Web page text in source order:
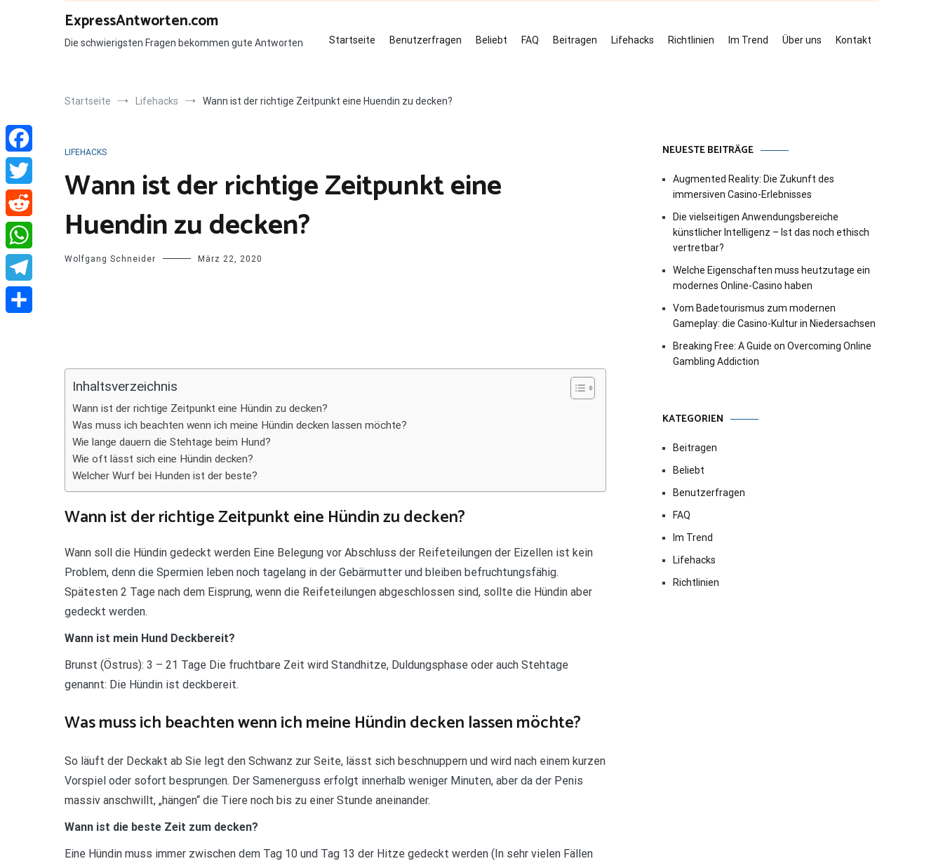
ExpressAntworten.com
Die schwierigsten Fragen bekommen gute Antworten Startseite Benutzerfragen Beliebt FAQ Beitragen Lifehacks Richtlinien Im Trend Über uns Kontakt
Startseite Lifehacks Wann ist der richtige Zeitpunkt eine Huendin zu decken?
LIFEHACKS
Wann ist der richtige Zeitpunkt eine
Huendin zu decken?
Wolfgang Schneider März 22, 2020
Inhaltsverzeichnis
Wann ist der richtige Zeitpunkt eine Hündin zu decken?
Was muss ich beachten wenn ich meine Hündin decken lassen möchte?
Wie lange dauern die Stehtage beim Hund?
Wie oft lässt sich eine Hündin decken?
Welcher Wurf bei Hunden ist der beste?
Wann ist der richtige Zeitpunkt eine Hündin zu decken?
Wann soll die Hündin gedeckt werden Eine Belegung vor Abschluss der Reifeteilungen der Eizellen ist kein
Problem, denn die Spermien leben noch tagelang in der Gebärmutter und bleiben befruchtungsfähig.
Spätesten 2 Tage nach dem Eisprung, wenn die Reifeteilungen abgeschlossen sind, sollte die Hündin aber
gedeckt werden.
Wann ist mein Hund Deckbereit?
Brunst (Östrus): 3 – 21 Tage Die fruchtbare Zeit wird Standhitze, Duldungsphase oder auch Stehtage
genannt: Die Hündin ist deckbereit.
Was muss ich beachten wenn ich meine Hündin decken lassen möchte?
So läuft der Deckakt ab Sie legt den Schwanz zur Seite, lässt sich beschnuppern und wird nach einem kurzen
Vorspiel oder sofort besprungen. Der Samenerguss erfolgt innerhalb weniger Minuten, aber da der Penis
massiv anschwillt, „hängen“ die Tiere noch bis zu einer Stunde aneinander.
Wann ist die beste Zeit zum decken?
Eine Hündin muss immer zwischen dem Tag 10 und Tag 13 der Hitze gedeckt werden (In sehr vielen Fällen
NEUESTE BEITRÄGE
Augmented Reality: Die Zukunft des
immersiven Casino-Erlebnisses
Die vielseitigen Anwendungsbereiche
künstlicher Intelligenz – Ist das noch ethisch
vertretbar?
Welche Eigenschaften muss heutzutage ein
modernes Online-Casino haben
Vom Badetourismus zum modernen
Gameplay: die Casino-Kultur in Niedersachsen
Breaking Free: A Guide on Overcoming Online
Gambling Addiction
KATEGORIEN
Beitragen
Beliebt
Benutzerfragen
FAQ
Im Trend
Lifehacks
Richtlinien
Facebook
Twitter
Reddit
WhatsApp
Telegram